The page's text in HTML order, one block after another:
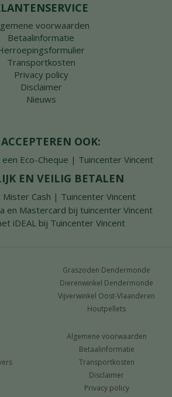
voorwaarden
Betaalinformatie
Transportkosten
Privacy policy
Disclaimer
Nieuws
OOK:
EN VEILIG BETALEN
Graszoden Dendermonde
Dierenwinkel Dendermonde
Vijverwinkel Oost-Vlaanderen
Houtpellets
Algemene voorwaarden
Betaalinformatie
Transportkosten
Disclaimer
Privacy policy